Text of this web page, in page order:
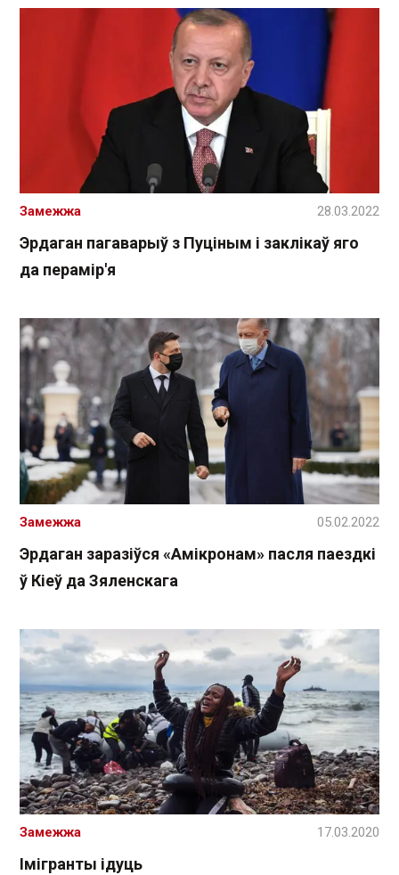
Эрдаган пагаварыў з Пуціным і заклікаў яго
да перамір'я
Замежжа 28.03.2022
Эрдаган заразіўся «Амікронам» пасля паездкі
ў Кіеў да Зяленскага
Замежжа 05.02.2022
Імігранты ідуць
Замежжа 17.03.2020